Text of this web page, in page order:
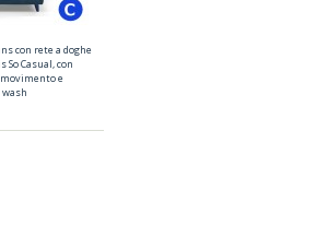
con rete a doghe
Casual, con
e